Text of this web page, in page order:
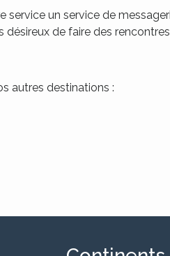
service un service de
désireux de faire des
autres destinations :